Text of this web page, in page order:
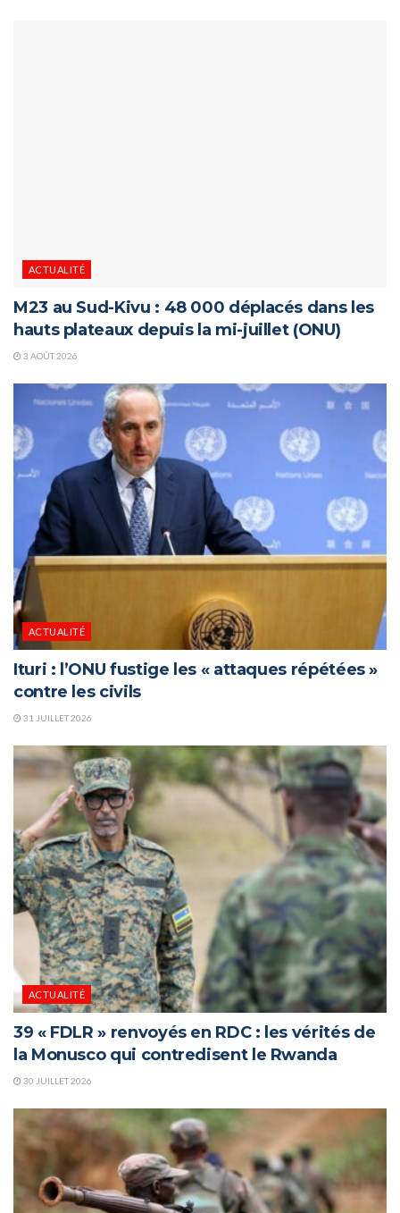
ACTUALITÉ
M23 au Sud-Kivu : 48 000 déplacés dans les
hauts plateaux depuis la mi-juillet (ONU)
3 AOÛT 2026
ACTUALITÉ
Ituri : l’ONU fustige les « attaques répétées »
contre les civils
31 JUILLET 2026
ACTUALITÉ
39 « FDLR » renvoyés en RDC : les vérités de
la Monusco qui contredisent le Rwanda
30 JUILLET 2026